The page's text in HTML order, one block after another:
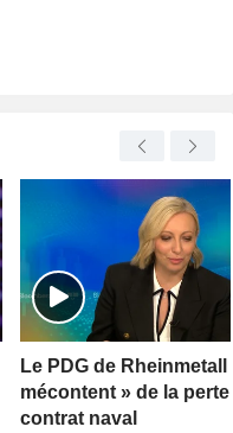
Le PDG de
mécontent » de la
contrat naval